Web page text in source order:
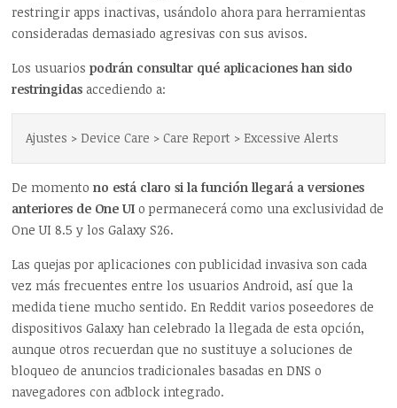
restringir apps inactivas, usándolo ahora para herramientas
consideradas demasiado agresivas con sus avisos.
Los usuariospodrán consultar qué aplicaciones han sido
restringidas accediendo a:
Ajustes > Device Care > Care Report > Excessive Alerts
De momentono está claro si la función llegará a versiones
anteriores de One UI o permanecerá como una exclusividad de
One UI 8.5 y los Galaxy S26.
Las quejas por aplicaciones con publicidad invasiva son cada
vez más frecuentes entre los usuarios Android, así que la
medida tiene mucho sentido. En Reddit varios poseedores de
dispositivos Galaxy han celebrado la llegada de esta opción,
aunque otros recuerdan que no sustituye a soluciones de
bloqueo de anuncios tradicionales basadas en DNS o
navegadores con adblock integrado.